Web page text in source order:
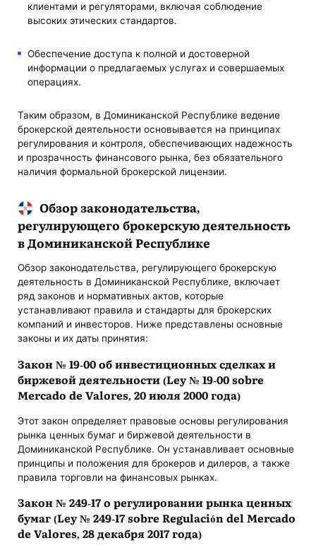
клиентами и регуляторами, включая соблюдение
высоких этических стандартов.
Обеспечение доступа к полной и достоверной
информации о предлагаемых услугах и совершаемых
операциях.
Таким образом, в Доминиканской Республике ведение
брокерской деятельности основывается на принципах
регулирования и контроля, обеспечивающих надежность
и прозрачность финансового рынка, без обязательного
наличия формальной брокерской лицензии.
Обзор законодательства,
регулирующего брокерскую деятельность
в Доминиканской Республике
Обзор законодательства, регулирующего брокерскую
деятельность в Доминиканской Республике, включает
ряд законов и нормативных актов, которые
устанавливают правила и стандарты для брокерских
компаний и инвесторов. Ниже представлены основные
законы и их даты принятия:
Закон № 19-00 об инвестиционных сделках и
биржевой деятельности (Ley № 19-00 sobre
Mercado de Valores, 20 июля 2000 года)
Этот закон определяет правовые основы регулирования
рынка ценных бумаг и биржевой деятельности в
Доминиканской Республике. Он устанавливает основные
принципы и положения для брокеров и дилеров, а также
правила торговли на финансовых рынках.
Закон № 249-17 о регулировании рынка ценных
бумаг (Ley № 249-17 sobre Regulación del Mercado
de Valores, 28 декабря 2017 года)